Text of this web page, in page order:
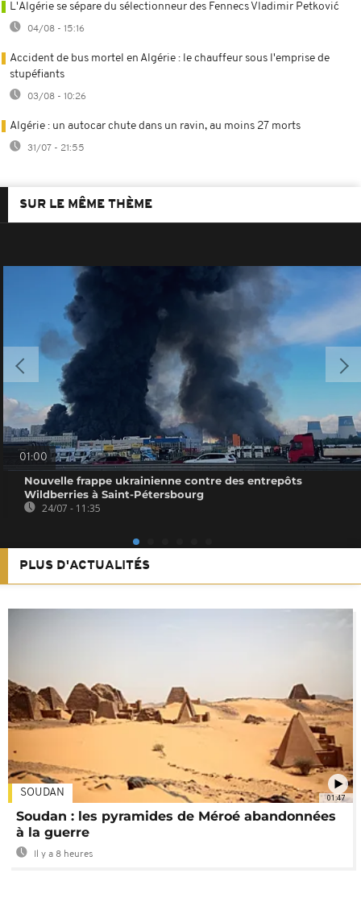
L'Algérie se sépare du sélectionneur des Fennecs Vladimir Petković
04/08 - 15:16
Accident de bus mortel en Algérie : le chauffeur sous l'emprise de
stupéfiants
03/08 - 10:26
Algérie : un autocar chute dans un ravin, au moins 27 morts
31/07 - 21:55
SUR LE MÊME THÈME
01:00
Nouvelle frappe ukrainienne contre des entrepôts
Wildberries à Saint-Pétersbourg
24/07 - 11:35
PLUS D'ACTUALITÉS
01:47
SOUDAN
Soudan : les pyramides de Méroé abandonnées
à la guerre
Il y a 8 heures